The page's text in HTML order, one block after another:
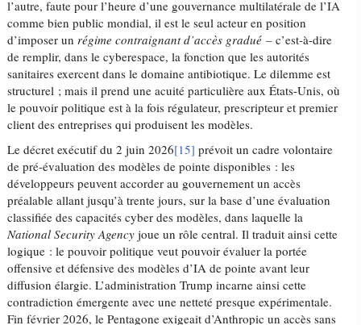
l’autre, faute pour l’heure d’une gouvernance multilatérale de l’IA
comme bien public mondial, il est le seul acteur en position
d’imposer unrégime contraignant d’accès gradué – c’est-à-dire
de remplir, dans le cyberespace, la fonction que les autorités
sanitaires exercent dans le domaine antibiotique. Le dilemme est
structurel ; mais il prend une acuité particulière aux États-Unis, où
le pouvoir politique est à la fois régulateur, prescripteur et premier
client des entreprises qui produisent les modèles.
Le décret exécutif du 2 juin 2026[15] prévoit un cadre volontaire
de pré-évaluation des modèles de pointe disponibles : les
développeurs peuvent accorder au gouvernement un accès
préalable allant jusqu’à trente jours, sur la base d’une évaluation
classifiée des capacités cyber des modèles, dans laquelle la
National Security Agencyjoue un rôle central. Il traduit ainsi cette
logique : le pouvoir politique veut pouvoir évaluer la portée
offensive et défensive des modèles d’IA de pointe avant leur
diffusion élargie. L’administration Trump incarne ainsi cette
contradiction émergente avec une netteté presque expérimentale.
Fin février 2026, le Pentagone exigeait d’Anthropic un accès sans